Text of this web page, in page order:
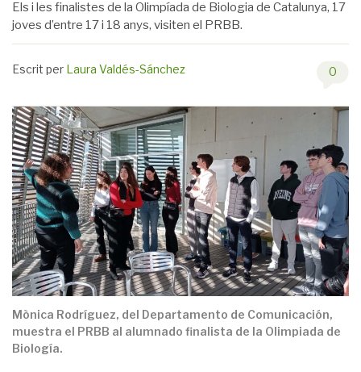
Els i les finalistes de la Olimpíada de Biologia de Catalunya, 17
joves d’entre 17 i 18 anys, visiten el PRBB.
Escrit per Laura Valdés-Sánchez 0
Mònica Rodríguez, del Departamento de Comunicación,
muestra el PRBB al alumnado finalista de la Olimpiada de
Biología.